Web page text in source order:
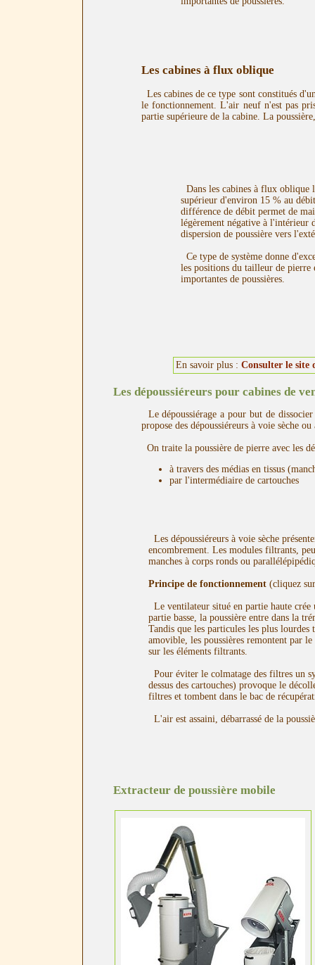
Les cabines à flux oblique
Les cabines de ce type sont constitués
le fonctionnement. L'air neuf n'est pas
partie supérieure de la cabine. La
Dans les cabines à flux
supérieur d'environ 15 % au
différence de débit permet de
légèrement négative à l'intérieur
dispersion de poussière vers
Ce type de système donne
les positions du tailleur de pierre
importantes de poussières.
En savoir plus : Consulter le site
Les dépoussiéreurs pour cabines de
Le dépoussiérage a pour but de
propose des dépoussiéreurs à voie sèche
On traite la poussière de pierre avec les
à travers des médias en tissus
par l'intermédiaire de cartouches
Les dépoussiéreurs à voie sèche
encombrement. Les modules filtrants,
manches à corps ronds ou
Principe de fonctionnement (cliquez
Le ventilateur situé en partie haute
partie basse, la poussière entre dans la
Tandis que les particules les plus
amovible, les poussières remontent par
sur les éléments filtrants.
Pour éviter le colmatage des filtres un
dessus des cartouches) provoque le
filtres et tombent dans le bac de
L'air est assaini, débarrassé de la
Extracteur de poussière mobile